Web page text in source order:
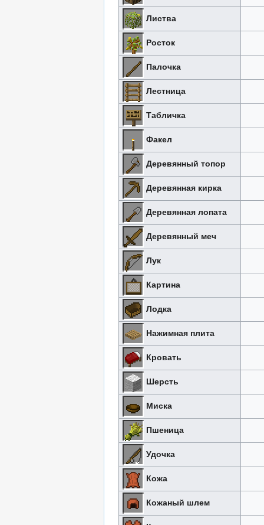
Листва
Росток
Палочка
Лестница
Табличка
Факел
Деревянный топор
Деревянная кирка
Деревянная лопата
Деревянный меч
Лук
Картина
Лодка
Нажимная плита
Кровать
Шерсть
Миска
Пшеница
Удочка
Кожа
Кожаный шлем